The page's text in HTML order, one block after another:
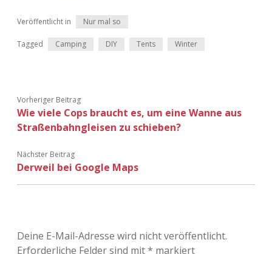
Adventskalender 2024
Veröffentlicht in Nur mal so
Tagged Camping DIY Tents Winter
Vorheriger Beitrag
Wie viele Cops braucht es, um eine Wanne aus
Straßenbahngleisen zu schieben?
Nächster Beitrag
Derweil bei Google Maps
Deine E-Mail-Adresse wird nicht veröffentlicht.
Erforderliche Felder sind mit* markiert